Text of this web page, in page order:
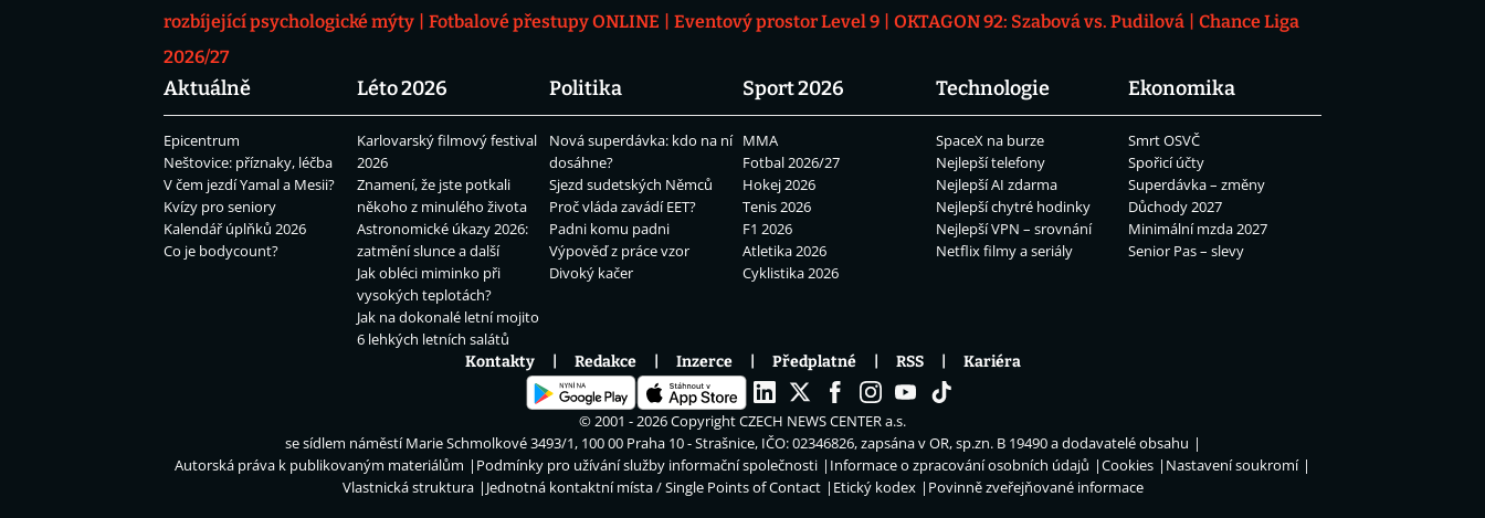
rozbíjející psychologické mýty
Fotbalové přestupy ONLINE Eventový prostor Level 9 OKTAGON 92: Szabová vs. Pudilová
Chance Liga
2026/27
Aktuálně
Epicentrum
Neštovice: příznaky, léčba
V čem jezdí Yamal a Mesii?
Kvízy pro seniory
Kalendář úplňků 2026
Co je bodycount?
Léto 2026
Karlovarský filmový festival
2026
Znamení, že jste potkali
někoho z minulého života
Astronomické úkazy 2026:
zatmění slunce a další
Jak obléci miminko při
vysokých teplotách?
Jak na dokonalé letní mojito
6 lehkých letních salátů
Politika
Nová superdávka: kdo na ní
dosáhne?
Sjezd sudetských Němců
Proč vláda zavádí EET?
Padni komu padni
Výpověď z práce vzor
Divoký kačer
Sport 2026
MMA
Fotbal 2026/27
Hokej 2026
Tenis 2026
F1 2026
Atletika 2026
Cyklistika 2026
Technologie
SpaceX na burze
Nejlepší telefony
Nejlepší AI zdarma
Nejlepší chytré hodinky
Nejlepší VPN – srovnání
Netflix filmy a seriály
Ekonomika
Smrt OSVČ
Spořicí účty
Superdávka – změny
Důchody 2027
Minimální mzda 2027
Senior Pas – slevy
Kontakty Redakce Inzerce Předplatné RSS Kariéra
© 2001 - 2026 CopyrightCZECH NEWS CENTER a.s.
se sídlem náměstí Marie Schmolkové 3493/1, 100 00 Praha 10 - Strašnice, IČO: 02346826, zapsána v OR, sp.zn. B 19490 a dodavatelé obsahu
Autorská práva k publikovaným materiálům
Podmínky pro užívání služby informační společnosti Informace o zpracování osobních údajů Cookies
Nastavení soukromí
Vlastnická struktura
Jednotná kontaktní místa / Single Points of Contact Etický kodex Povinně zveřejňované informace